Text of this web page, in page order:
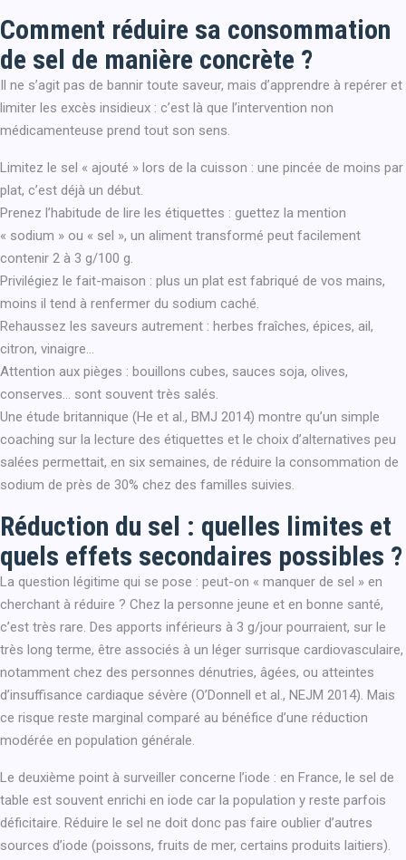
Comment réduire sa consommation
de sel de manière concrète ?
Il ne s’agit pas de bannir toute saveur, mais d’apprendre à repérer et
limiter les excès insidieux : c’est là que l’intervention non
médicamenteuse prend tout son sens.
Limitez le sel « ajouté » lors de la cuisson : une pincée de moins par
plat, c’est déjà un début.
Prenez l’habitude de lire les étiquettes : guettez la mention
« sodium » ou « sel », un aliment transformé peut facilement
contenir 2 à 3 g/100 g.
Privilégiez le fait-maison : plus un plat est fabriqué de vos mains,
moins il tend à renfermer du sodium caché.
Rehaussez les saveurs autrement : herbes fraîches, épices, ail,
citron, vinaigre…
Attention aux pièges : bouillons cubes, sauces soja, olives,
conserves… sont souvent très salés.
Une étude britannique (He et al., BMJ 2014) montre qu’un simple
coaching sur la lecture des étiquettes et le choix d’alternatives peu
salées permettait, en six semaines, de réduire la consommation de
sodium de près de 30% chez des familles suivies.
Réduction du sel : quelles limites et
quels effets secondaires possibles ?
La question légitime qui se pose : peut-on « manquer de sel » en
cherchant à réduire ? Chez la personne jeune et en bonne santé,
c’est très rare. Des apports inférieurs à 3 g/jour pourraient, sur le
très long terme, être associés à un léger surrisque cardiovasculaire,
notamment chez des personnes dénutries, âgées, ou atteintes
d’insuffisance cardiaque sévère (O’Donnell et al., NEJM 2014). Mais
ce risque reste marginal comparé au bénéfice d’une réduction
modérée en population générale.
Le deuxième point à surveiller concerne l’iode : en France, le sel de
table est souvent enrichi en iode car la population y reste parfois
déficitaire. Réduire le sel ne doit donc pas faire oublier d’autres
sources d’iode (poissons, fruits de mer, certains produits laitiers).